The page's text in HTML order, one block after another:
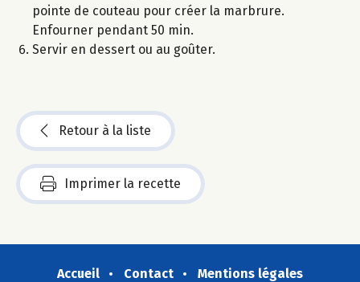
pointe de couteau pour créer la marbrure.
Enfourner pendant 50 min.
Servir en dessert ou au goûter.
Retour à la liste
Imprimer la recette
Accueil Contact
Mentions légales